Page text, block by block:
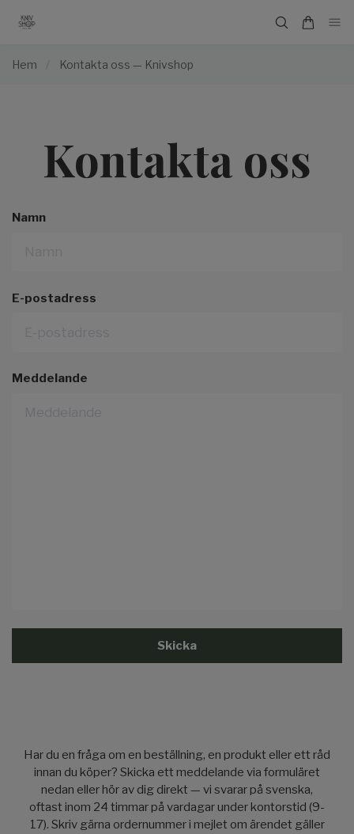
Hem / Kontakta oss — Knivshop
Kontakta oss
Namn
E-postadress
Meddelande
Skicka
Har du en fråga om en beställning, en produkt eller ett råd
innan du köper? Skicka ett meddelande via formuläret
nedan eller hör av dig direkt — vi svarar på svenska,
oftast inom 24 timmar på vardagar under kontorstid (9-
17). Skriv gärna ordernummer i mejlet om ärendet gäller